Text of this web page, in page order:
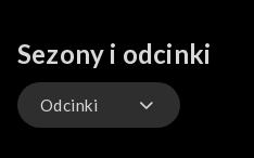
Simona.
Sezony i odcinki
Odcinki